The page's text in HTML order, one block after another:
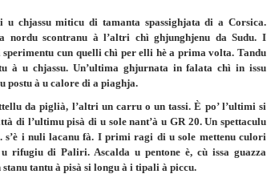
u chjassu miticu di tamanta spassighjata di a Corsica.
nordu scontranu à l’altri chì ghjunghjenu da Sudu. I
cun quelli chì per elli hè a prima volta. Tandu
à u chjassu. Un’ultima ghjurnata in falata chì in issu
postu à u calore di a piaghja.
da piglià, l’altri un carru o un tassi. È po’ l’ultimi si
di l’ultimu pisà di u sole nant’à u GR 20. Un spettaculu
s’è i nuli lacanu fà. I primi ragi di u sole mettenu culori
rifugiu di Paliri. Ascalda u pentone è, cù issa guazza
tantu à pisà si longu à i tipali à piccu.